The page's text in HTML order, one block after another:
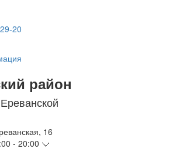
20
район
16
- 20:00